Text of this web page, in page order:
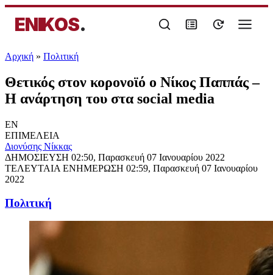
ENIKOS.
Αρχική » Πολιτική
Θετικός στον κορονοϊό ο Νίκος Παππάς –
Η ανάρτηση του στα social media
EN
ΕΠΙΜΕΛΕΙΑ
Διονύσης Νίκκας
ΔΗΜΟΣΙΕΥΣΗ 02:50, Παρασκευή 07 Ιανουαρίου 2022
ΤΕΛΕΥΤΑΙΑ ΕΝΗΜΕΡΩΣΗ 02:59, Παρασκευή 07 Ιανουαρίου
2022
Πολιτική